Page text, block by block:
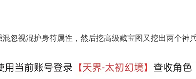
视混护身符属性，然后挖高级藏宝图又挖出两个神兵